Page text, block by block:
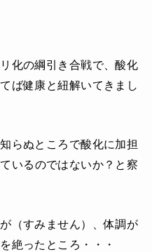
化の綱引き合戦で、酸化
ば健康と紐解いてきまし
らぬところで酸化に加担
いるのではないか？と察
（すみません）、体調が
絶ったところ・・・